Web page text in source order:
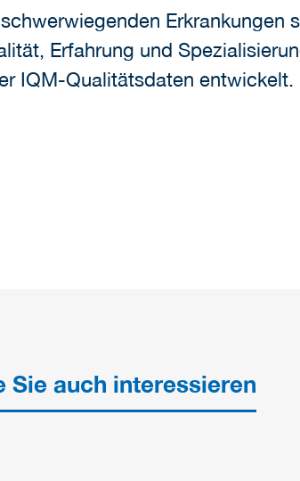
Erkrankungen
Erfahrung und
IQM-Qualitätsdaten entwickelt.
Sie auch interessieren